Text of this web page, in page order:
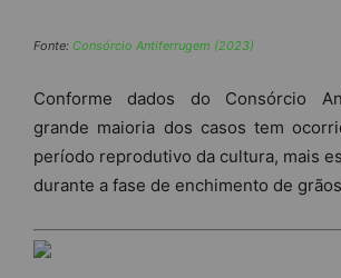
Fonte: Consórcio Antiferrugem (2023)
Conforme dados do Consórcio
grande maioria dos casos tem
período reprodutivo da cultura, mais
durante a fase de enchimento de